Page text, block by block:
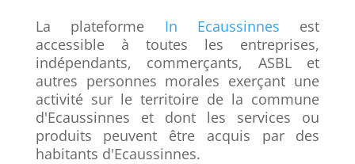
La plateforme In Ecaussinnes est
accessible à toutes les entreprises,
indépendants, commerçants, ASBL et
autres personnes morales exerçant une
activité sur le territoire de la commune
d'Ecaussinnes et dont les services ou
produits peuvent être acquis par des
habitants d'Ecaussinnes.